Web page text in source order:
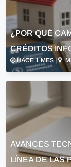
¿POR QUÉ
CRÉDITOS
HACE 1 MES |
AVANCES
LÍNEA DE LAS